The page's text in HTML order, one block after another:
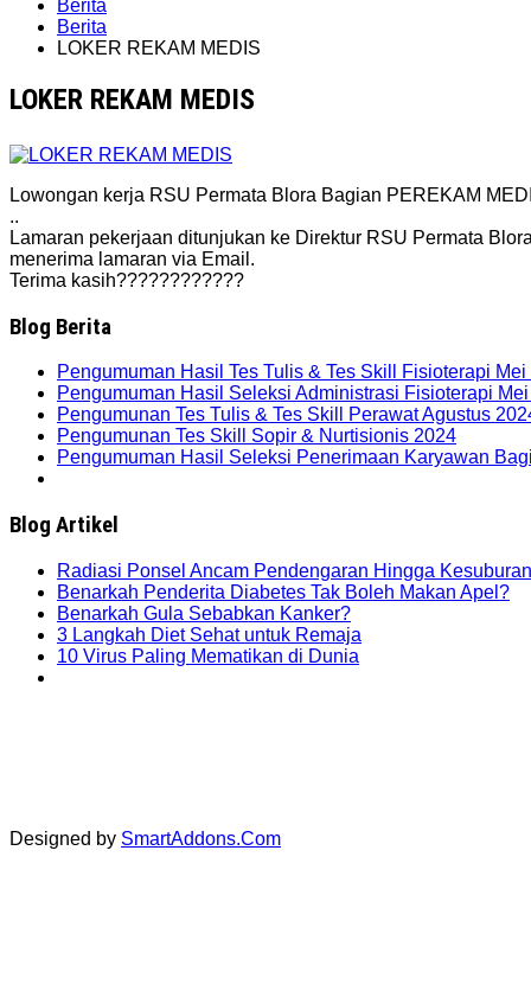
Berita
Berita
LOKER REKAM MEDIS
LOKER REKAM MEDIS
Lowongan kerja RSU Permata Blora Bagian PEREKAM
..
Lamaran pekerjaan ditunjukan ke Direktur RSU Permata
menerima lamaran via Email.
Terima kasih????????????
Blog Berita
Pengumuman Hasil Tes Tulis & Tes Skill Fisioterapi Mei
Pengumuman Hasil Seleksi Administrasi Fisioterapi
Pengumunan Tes Tulis & Tes Skill Perawat Agustus
Pengumunan Tes Skill Sopir & Nurtisionis 2024
Pengumuman Hasil Seleksi Penerimaan Karyawan
Blog Artikel
Radiasi Ponsel Ancam Pendengaran Hingga
Benarkah Penderita Diabetes Tak Boleh Makan Apel?
Benarkah Gula Sebabkan Kanker?
3 Langkah Diet Sehat untuk Remaja
10 Virus Paling Mematikan di Dunia
Designed by SmartAddons.Com